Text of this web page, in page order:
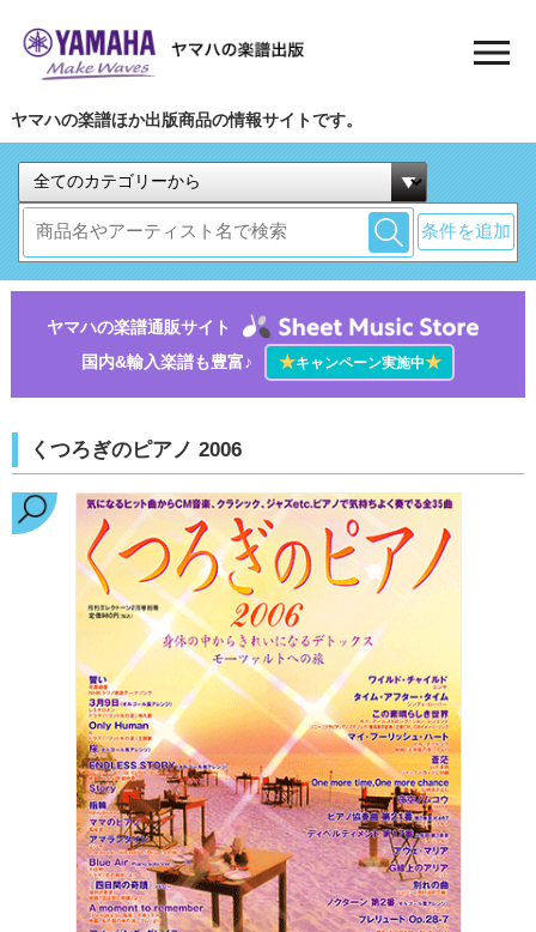
ヤマハの楽譜ほか出版商品の情報サイトです。
条件を追加
ヤマハの楽譜通販サイト
国内&輸入楽譜も豊富♪
★キャンペーン実施中★
くつろぎのピアノ 2006